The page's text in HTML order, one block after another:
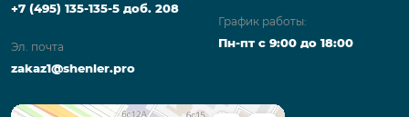
+7 (495) 135-135-5 доб. 208
Эл. почта
zakaz1@shenler.pro
График работы:
Пн-пт с 9:00 до 18:00